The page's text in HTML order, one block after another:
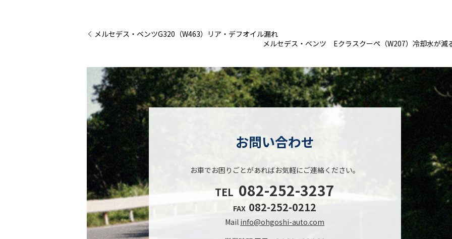
メルセデス・ベンツG320（W463）リア・デフオイル漏れ
メルセデス・ベンツ Eクラスクーペ（W207）冷却水が減
お問い合わせ
お車でお困りごとがあればお気軽にご連絡ください。
TEL 082-252-3237
FAX 082-252-0212
Mail info@ohgoshi-auto.com